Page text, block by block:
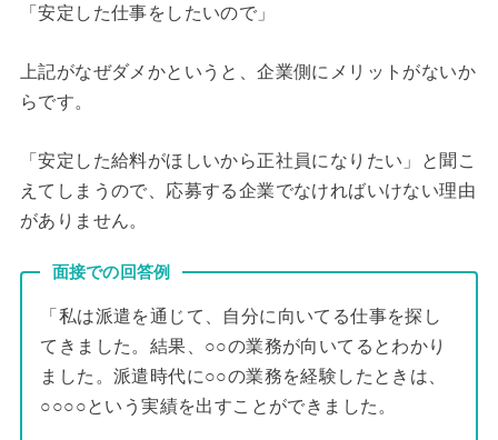
「安定した仕事をしたいので」
上記がなぜダメかというと、企業側にメリットがないか
らです。
「安定した給料がほしいから正社員になりたい」と聞こ
えてしまうので、応募する企業でなければいけない理由
がありません。
面接での回答例
「私は派遣を通じて、自分に向いてる仕事を探し
てきました。結果、○○の業務が向いてるとわかり
ました。派遣時代に○○の業務を経験したときは、
○○○○という実績を出すことができました。